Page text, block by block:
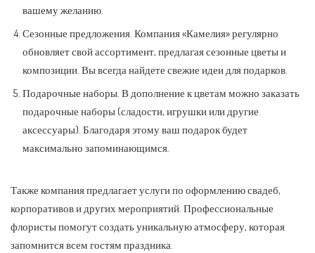
вашему желанию.
Сезонные предложения. Компания «Камелия» регулярно
обновляет свой ассортимент, предлагая сезонные цветы и
композиции. Вы всегда найдете свежие идеи для подарков.
Подарочные наборы. В дополнение к цветам можно заказать
подарочные наборы (сладости, игрушки или другие
аксессуары). Благодаря этому ваш подарок будет
максимально запоминающимся.
Также компания предлагает услуги по оформлению свадеб,
корпоративов и других мероприятий. Профессиональные
флористы помогут создать уникальную атмосферу, которая
запомнится всем гостям праздника.